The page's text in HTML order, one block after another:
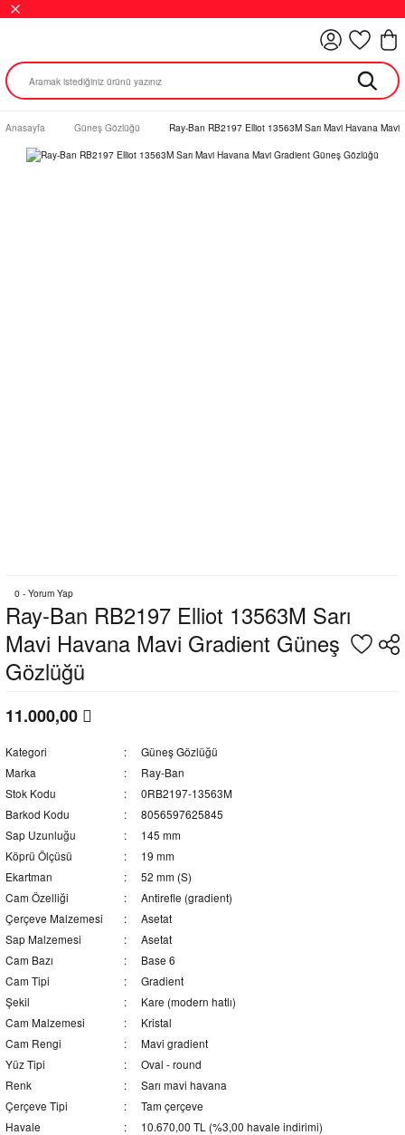
Anasayfa Güneş Gözlüğü Ray-Ban RB2197 Elliot 13563M Sarı Mavi Havana
0 - Yorum Yap
Ray-Ban RB2197 Elliot 13563M Sarı
Mavi Havana Mavi Gradient Güneş
Gözlüğü
11.000,00
Kategori
Güneş Gözlüğü
Marka
Ray-Ban
Stok Kodu
0RB2197-13563M
Barkod Kodu
8056597625845
Sap Uzunluğu
145 mm
Köprü Ölçüsü
19 mm
Ekartman
52 mm (S)
Cam Özelliği
Antirefle (gradient)
Çerçeve Malzemesi
Asetat
Sap Malzemesi
Asetat
Cam Bazı
Base 6
Cam Tipi
Gradient
Şekil
Kare (modern hatlı)
Cam Malzemesi
Kristal
Cam Rengi
Mavi gradient
Yüz Tipi
Oval - round
Renk
Sarı mavi havana
Çerçeve Tipi
Tam çerçeve
Havale
10.670,00 TL (%3,00 havale indirimi)